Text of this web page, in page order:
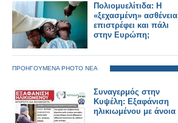
Πολιομυελίτιδα: Η
«ξεχασμένη» ασθένεια
επιστρέφει και πάλι
στην Ευρώπη;
ΠΡΟΗΓΟΥΜΕΝΑ PHOTO ΝΕΑ
Συναγερμός στην
Κυψέλη: Εξαφάνιση
ηλικιωμένου με άνοια